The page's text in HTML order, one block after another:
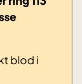
blod i